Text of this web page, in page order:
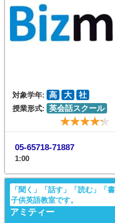
対象学年: 高 大
社
授業形式: 英会話スクール
05-65718-71887
1:00
「聞く」「話す」「読む」「
子供英語教室です。
アミティー